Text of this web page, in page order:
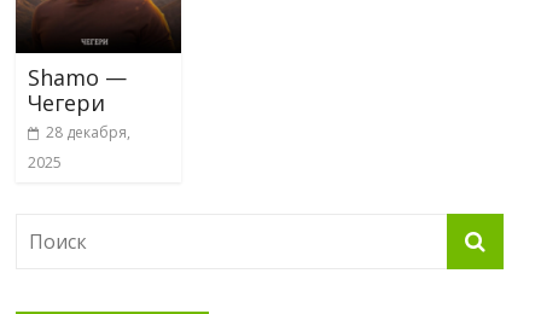
Shamo —
Чегери
28 декабря,
2025